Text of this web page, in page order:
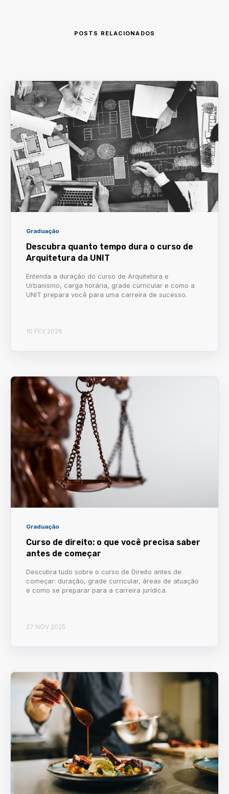
POSTS RELACIONADOS
Graduação
Descubra quanto tempo dura o curso de
Arquitetura da UNIT
Entenda a duração do curso de Arquitetura e
Urbanismo, carga horária, grade curricular e como a
UNIT prepara você para uma carreira de sucesso.
10 FEV 2026
Graduação
Curso de direito: o que você precisa saber
antes de começar
Descubra tudo sobre o curso de Direito antes de
começar: duração, grade curricular, áreas de atuação
e como se preparar para a carreira jurídica.
27 NOV 2025